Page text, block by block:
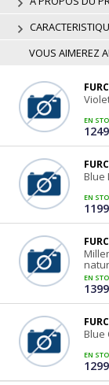
VOUS AIMEREZ
EN
Blue
EN
EN
Blue
EN